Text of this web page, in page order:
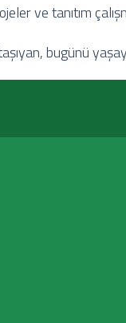
ve tanıtım
bugünü